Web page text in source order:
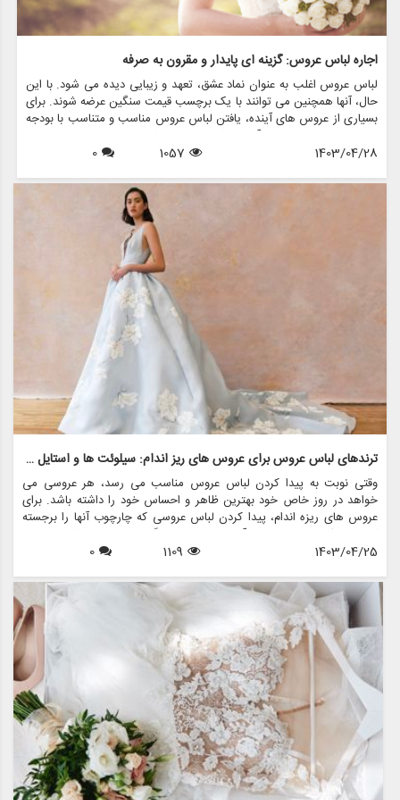
اجاره لباس عروس: گزینه ای پایدار و مقرون به صرفه
لباس عروس اغلب به عنوان نماد عشق، تعهد و زیبایی دیده می شود. با این
حال، آنها همچنین می توانند با یک برچسب قیمت سنگین عرضه شوند. برای
بسیاری از عروس های آینده، یافتن لباس عروس مناسب و متناسب با بودجه
شان می تواند کار دلهره آوری باشد. اینجاست که لباس های عروسی دست
دوم وارد عمل می شوند و گزینه ای بادوام و مقرون به صرفه را برای کسانی
1403/04/28
1057
0
ترندهای لباس عروس برای عروس های ریز اندام: سیلوئت ها و استایل های جذاب
وقتی نوبت به پیدا کردن لباس عروس مناسب می رسد، هر عروسی می
خواهد در روز خاص خود بهترین ظاهر و احساس خود را داشته باشد. برای
عروس های ریزه اندام، پیدا کردن لباس عروسی که چارچوب آنها را برجسته
کند و سبک منحصر به فرد آنها را به نمایش بگذارد، می تواند کمی چالش
برانگیز باشد. با این حال، با دانش و راهنمایی صحیح، عروس های ریزه اندام
خود احساس یک شاهزاده خانم را به آنها بدهد.
1403/04/25
1109
0